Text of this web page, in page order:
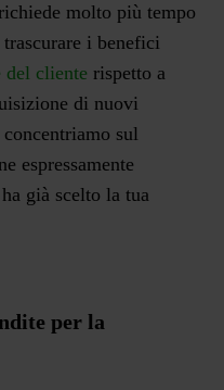
molto più tempo
i benefici
del cliente rispetto a
di nuovi
sul
espressamente
già scelto la tua
per la